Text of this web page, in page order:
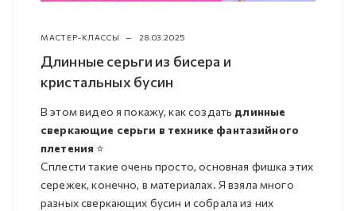
МАСТЕР-КЛАССЫ — 28.03.2025
Длинные серьги из бисера и
кристальных бусин
В этом видео я покажу, как создать длинные
сверкающие серьги в технике фантазийного
плетения ⭐️
Сплести такие очень просто, основная фишка этих
сережек, конечно, в материалах. Я взяла много
разных сверкающих бусин и собрала из них